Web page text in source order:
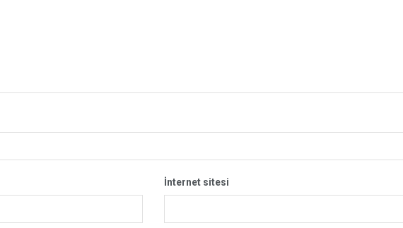
İnternet sitesi